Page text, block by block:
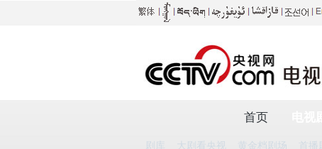
首页
剧库 大剧看央视 黄金档剧场 首